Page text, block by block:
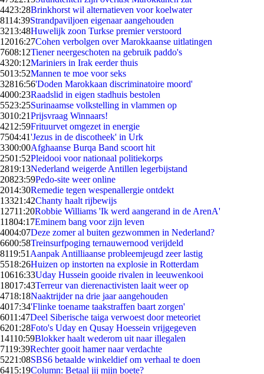
4423:28Brinkhorst wil alternatieven voor koelwater
8114:39Strandpaviljoen eigenaar aangehouden
3213:48Huwelijk zoon Turkse premier verstoord
12016:27Cohen verbolgen over Marokkaanse uitlatingen
7608:12Tiener neergeschoten na gebruik paddo's
4320:12Mariniers in Irak eerder thuis
5013:52Mannen te moe voor seks
32816:56'Doden Marokkaan discriminatoire moord'
4000:23Raadslid in eigen stadhuis bestolen
5523:25Surinaamse volkstelling in vlammen op
3010:21Prijsvraag Winnaars!
4212:59Frituurvet omgezet in energie
7504:41'Jezus in de discotheek' in Urk
3300:00Afghaanse Burqa Band scoort hit
2501:52Pleidooi voor nationaal politiekorps
2819:13Nederland weigerde Antillen legerbijstand
20823:59Pedo-site weer online
2014:30Remedie tegen wespenallergie ontdekt
13321:42Chanty haalt rijbewijs
12711:20Robbie Williams 'Ik werd aangerand in de ArenA'
11804:17Eminem bang voor zijn leven
4004:07Deze zomer al buiten gezwommen in Nederland?
6600:58Treinsurfpoging ternauwernood verijdeld
8119:51 Aanpak Antilliaanse probleemjeugd zeer lastig
5518:26Huizen op instorten na explosie in Rotterdam
10616:33Uday Hussein gooide rivalen in leeuwenkooi
18017:43Terreur van dierenactivisten laait weer op
4718:18Naaktrijder na drie jaar aangehouden
4017:34'Flinke toename taakstraffen baart zorgen'
6011:47Deel Siberische taiga verwoest door meteoriet
6201:28Foto's Uday en Qusay Hoessein vrijgegeven
14110:59Blokker haalt wederom uit naar illegalen
7119:39Rechter gooit hamer naar verdachte
5221:08SBS6 betaalde winkeldief om verhaal te doen
6415:19Column: Betaal jij mijn boete?